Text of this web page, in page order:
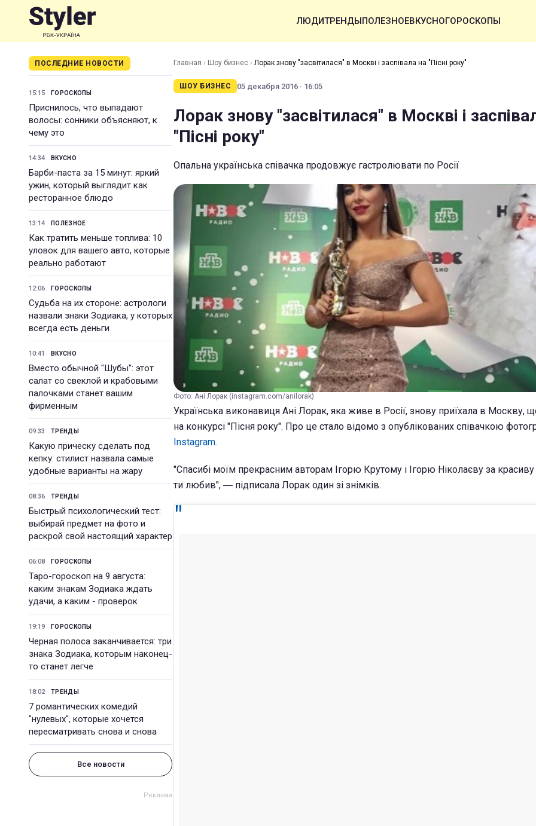
ЛЮДИТРЕНДЫПОЛЕЗНОЕВКУСНОГОРОСКОПЫ
ПОСЛЕДНИЕ НОВОСТИ
15:15 ГОРОСКОПЫ
Приснилось, что выпадают
волосы: сонники объясняют, к
чему это
14:34 ВКУСНО
Барби-паста за 15 минут: яркий
ужин, который выглядит как
ресторанное блюдо
13:14 ПОЛЕЗНОЕ
Как тратить меньше топлива: 10
уловок для вашего авто, которые
реально работают
12:06 ГОРОСКОПЫ
Судьба на их стороне: астрологи
назвали знаки Зодиака, у которых
всегда есть деньги
10:41 ВКУСНО
Вместо обычной "Шубы": этот
салат со свеклой и крабовыми
палочками станет вашим
фирменным
09:33 ТРЕНДЫ
Какую прическу сделать под
кепку: стилист назвала самые
удобные варианты на жару
08:36 ТРЕНДЫ
Быстрый психологический тест:
выбирай предмет на фото и
раскрой свой настоящий характер
06:08 ГОРОСКОПЫ
Таро-гороскоп на 9 августа:
каким знакам Зодиака ждать
удачи, а каким - проверок
19:19 ГОРОСКОПЫ
Черная полоса заканчивается: три
знака Зодиака, которым наконец-
то станет легче
18:02 ТРЕНДЫ
7 романтических комедий
"нулевых", которые хочется
пересматривать снова и снова
Все новости
Главная › Шоу бизнес › Лорак знову "засвітилася" в Москві і заспівала на "Пісні року"
ШОУ БИЗНЕС 05 декабря 2016 · 16:05
Лорак знову "засвітилася" в Москві і
"Пісні року"
Опальна українська співачка продовжує гастролювати по Росії
Фото: Ані Лорак (instagram.com/anilorak)
Українська виконавиця Ані Лорак, яка живе в Росії, знову приїхала в Москву,
на конкурсі "Пісня року". Про це стало відомо з опублікованих співачкою
Instagram.
"Спасибі моїм прекрасним авторам Ігорю Крутому і Ігорю Ніколаєву за красиву
ти любив", ― підписала Лорак один зі знімків.